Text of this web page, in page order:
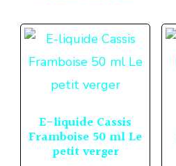
E-liquide Cassis
Framboise 50 ml Le
petit verger